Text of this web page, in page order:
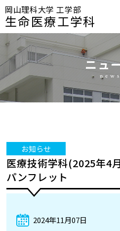
岡山理科大学 工学部
生命医療工学科
ニュ
お知らせ
医療技術学科(2025年4
パンフレット
2024年11月07日